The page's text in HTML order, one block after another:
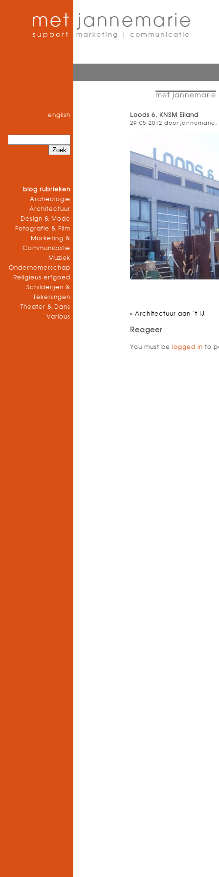
english
blog rubrieken
Archeologie
Architectuur
Design & Mode
Fotografie & Film
Marketing &
Communicatie
Muziek
Ondernemerschap
Religieus erfgoed
Schilderijen &
Tekeningen
Theater & Dans
Various
met jannemarie
Loods 6, KNSM Eiland
29-05-2012 door jannemarie,
« Architectuur aan ’t IJ
Reageer
You must be logged in to